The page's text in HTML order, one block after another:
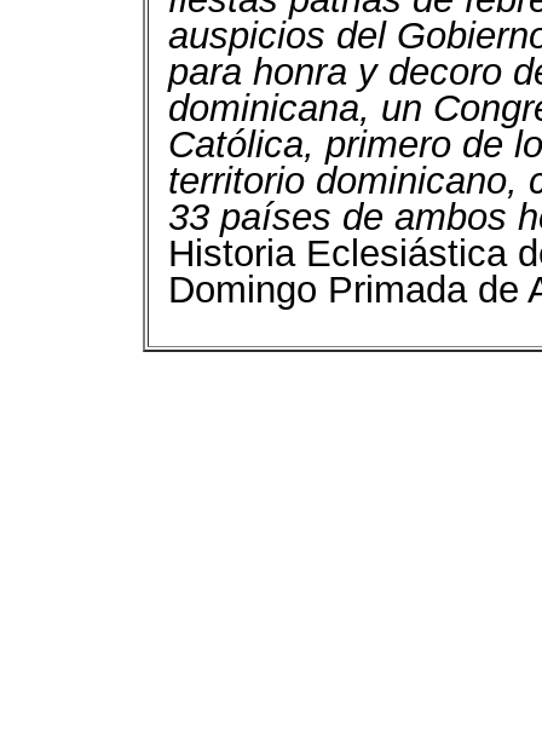
auspicios del
para honra y decoro
dominicana, un
Católica, primero de
territorio dominicano,
33 países de ambos
Historia Eclesiástica
Domingo Primada de